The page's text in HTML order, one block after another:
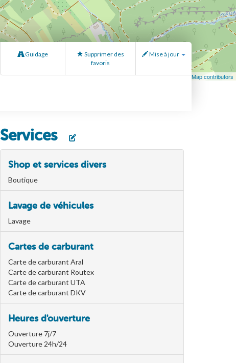
Leaflet| Map data ©OpenStreetMapcontributors, ©OpenStreetMap contributors
Guidage
Supprimer des
favoris
Mise à jour
Services
Shop et services divers
Boutique
Lavage de véhicules
Lavage
Cartes de carburant
Carte de carburant Aral
Carte de carburant Routex
Carte de carburant UTA
Carte de carburant DKV
Heures d'ouverture
Ouverture 7j/7
Ouverture 24h/24